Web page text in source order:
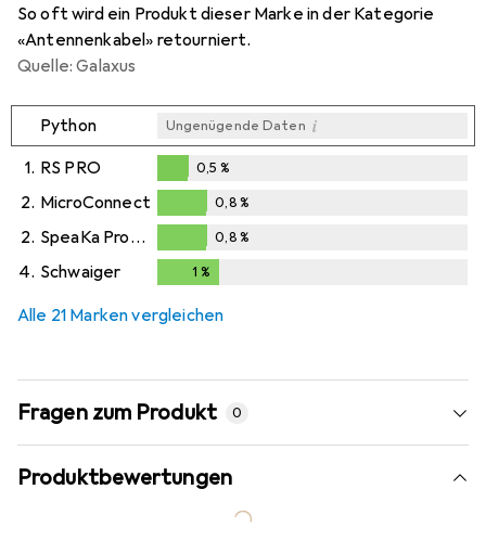
So oft wird ein Produkt dieser Marke in der Kategorie
«Antennenkabel» retourniert.
Quelle: Galaxus
Python Ungenügende Daten i
1. RS PRO
0,5%
0,5 %
2. MicroConnect
0,8%
0,8%
2. SpeaKa Professional
0,8%
0,8%
4. Schwaiger 1 %
Alle 21 Marken vergleichen
Fragen zum Produkt 0
Produktbewertungen